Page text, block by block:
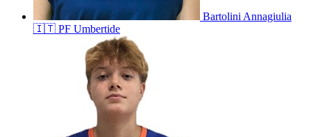
Bartolini Annagiulia
🇮🇹 PF Umbertide